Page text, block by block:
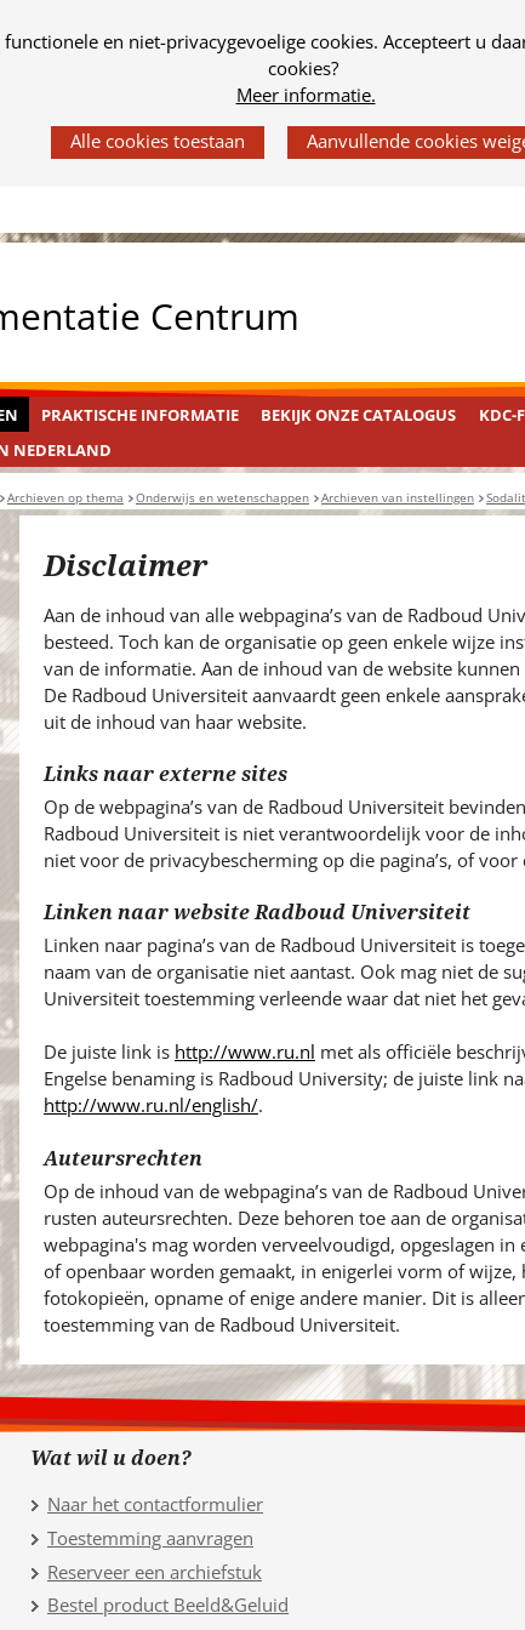
en niet-privacygevoelige cookies. Accepteert u
cookies?
Meer informatie.
Centrum
k
i
d
e
t
e
.
.
PRAKTISCHE INFORMATIE BEKIJK ONZE CATALOGUS KDC-
NEDERLAND
Archieven op thema Onderwijs en wetenschappen Archieven van instellingen
Disclaimer
Aan de inhoud van alle webpagina’s van de Radboud
besteed. Toch kan de organisatie op geen enkele wijze
van de informatie. Aan de inhoud van de website
De Radboud Universiteit aanvaardt geen enkele
uit de inhoud van haar website.
Links naar externe sites
Op de webpagina’s van de Radboud Universiteit
Radboud Universiteit is niet verantwoordelijk voor de
niet voor de privacybescherming op die pagina’s, of
Linken naar website Radboud Universiteit
Linken naar pagina’s van de Radboud Universiteit is
naam van de organisatie niet aantast. Ook mag niet de
Universiteit toestemming verleende waar dat niet het
De juiste link is http://www.ru.nl met als officiële
Engelse benaming is Radboud University; de juiste link
http://www.ru.nl/english/.
Auteursrechten
Op de inhoud van de webpagina’s van de Radboud
rusten auteursrechten. Deze behoren toe aan de
webpagina's mag worden verveelvoudigd, opgeslagen in
of openbaar worden gemaakt, in enigerlei vorm of
fotokopieën, opname of enige andere manier. Dit is
toestemming van de Radboud Universiteit.
Wat wil u doen?
Naar het contactformulier
Toestemming aanvragen
Reserveer een archiefstuk
Bestel product Beeld&Geluid